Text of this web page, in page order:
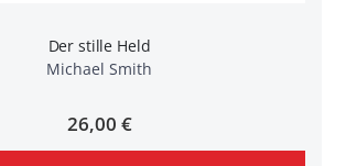
Der stille Held
Michael Smith
26,00 €